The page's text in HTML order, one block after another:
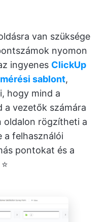
van szüksége
nyomon
ingyenes ClickUp
sablont,
hogy mind a
a vezetők számára
oldalon rögzítheti a
a felhasználói
pontokat és a